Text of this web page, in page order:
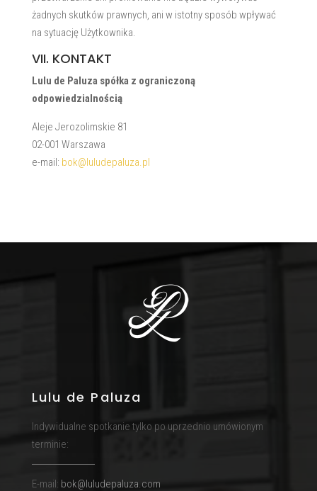
żadnych skutków prawnych, ani w istotny sposób wpływać
na sytuację Użytkownika.
VII. KONTAKT
Lulu de Paluza spółka z ograniczoną
odpowiedzialnością
Aleje Jerozolimskie 81
02-001 Warszawa
e-mail: bok@luludepaluza.pl
Lulu de Paluza
Indywidualne spotkanie tylko po uprzednio umówionym
terminie:
E-mail: bok@luludepaluza.com